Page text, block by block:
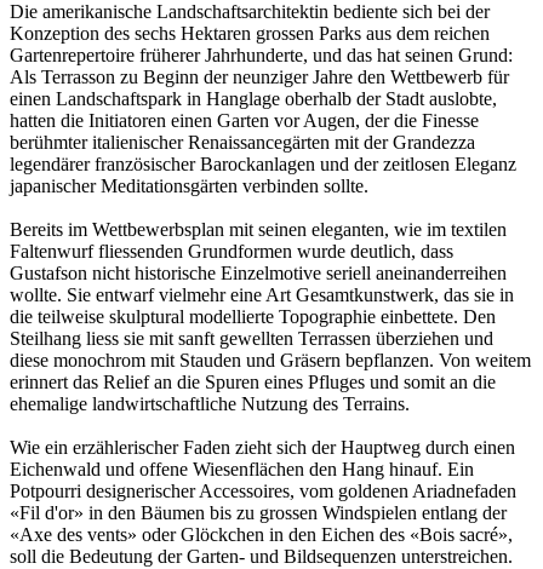
Die amerikanische Landschaftsarchitektin bediente sich bei der
Konzeption des sechs Hektaren grossen Parks aus dem reichen
Gartenrepertoire früherer Jahrhunderte, und das hat seinen Grund:
Als Terrasson zu Beginn der neunziger Jahre den Wettbewerb für
einen Landschaftspark in Hanglage oberhalb der Stadt auslobte,
hatten die Initiatoren einen Garten vor Augen, der die Finesse
berühmter italienischer Renaissancegärten mit der Grandezza
legendärer französischer Barockanlagen und der zeitlosen Eleganz
japanischer Meditationsgärten verbinden sollte.
Bereits im Wettbewerbsplan mit seinen eleganten, wie im textilen
Faltenwurf fliessenden Grundformen wurde deutlich, dass
Gustafson nicht historische Einzelmotive seriell aneinanderreihen
wollte. Sie entwarf vielmehr eine Art Gesamtkunstwerk, das sie in
die teilweise skulptural modellierte Topographie einbettete. Den
Steilhang liess sie mit sanft gewellten Terrassen überziehen und
diese monochrom mit Stauden und Gräsern bepflanzen. Von weitem
erinnert das Relief an die Spuren eines Pfluges und somit an die
ehemalige landwirtschaftliche Nutzung des Terrains.
Wie ein erzählerischer Faden zieht sich der Hauptweg durch einen
Eichenwald und offene Wiesenflächen den Hang hinauf. Ein
Potpourri designerischer Accessoires, vom goldenen Ariadnefaden
«Fil d'or» in den Bäumen bis zu grossen Windspielen entlang der
«Axe des vents» oder Glöckchen in den Eichen des «Bois sacré»,
soll die Bedeutung der Garten- und Bildsequenzen unterstreichen.